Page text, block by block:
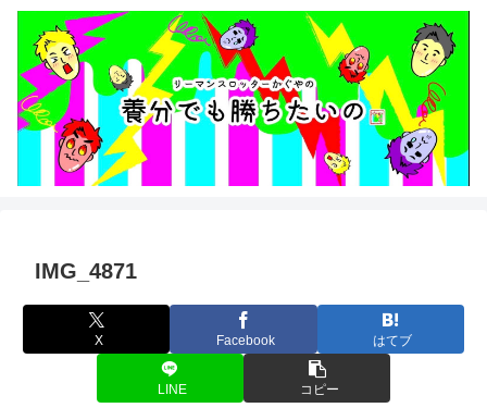
IMG_4871
X Facebook はてブ
LINE コピー